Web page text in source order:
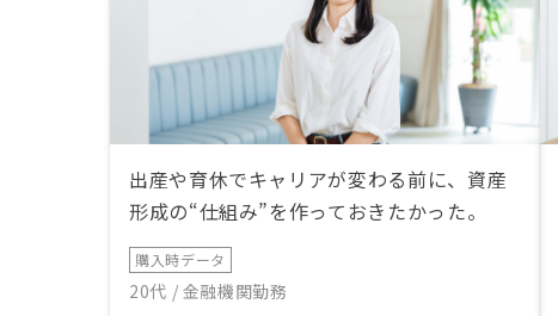
出産や育休でキャリアが変わる前に、資産
形成の“仕組み”を作っておきたかった。
購入時データ
20代 / 金融機関勤務